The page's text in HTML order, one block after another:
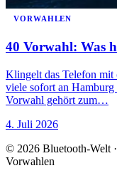
VORWAHLEN
40 Vorwahl: Was
Klingelt das Telefon mit
viele sofort an
Vorwahl gehört zum…
4. Juli 2026
© 2026 Bluetooth-Welt
Vorwahlen